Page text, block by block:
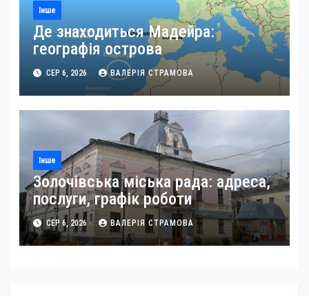
Інше
Де знаходиться Мадейра:
географія острова
СЕР 6, 2026 ВАЛЕРІЯ СТРАМОВА
Інше
Золочівська міська рада: адреса,
послуги, графік роботи
СЕР 6, 2026 ВАЛЕРІЯ СТРАМОВА